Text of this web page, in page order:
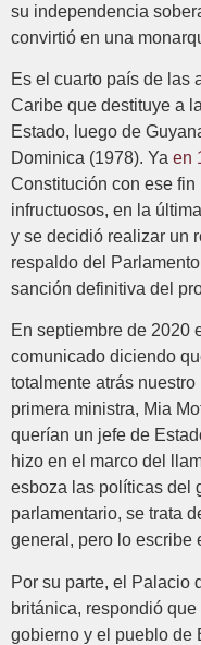
su independencia
convirtió en una
Es el cuarto país de las
Caribe que destituye a
Estado, luego de
Dominica (1978). Ya en
Constitución con ese
infructuosos, en la
y se decidió realizar un
respaldo del
sanción definitiva del
En septiembre de 2020
comunicado diciendo
totalmente atrás
primera ministra, Mia
querían un jefe de
hizo en el marco del
esboza las políticas del
parlamentario, se trata
general, pero lo escribe
Por su parte, el Palacio
británica, respondió
gobierno y el pueblo de